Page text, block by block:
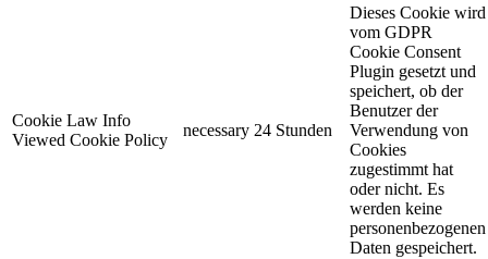
Cookie Law Info
Viewed Cookie Policy
necessary 24 Stunden
Dieses Cookie wird
vom GDPR
Cookie Consent
Plugin gesetzt und
speichert, ob der
Benutzer der
Verwendung von
Cookies
zugestimmt hat
oder nicht. Es
werden keine
personenbezogenen
Daten gespeichert.